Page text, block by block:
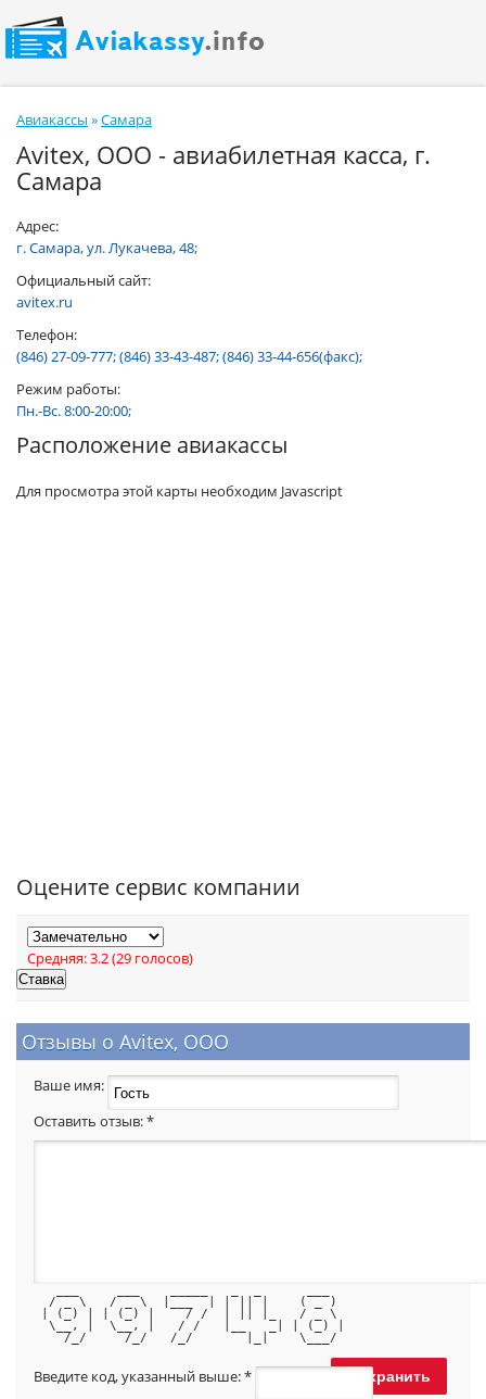
Авиакассы »Самара
Avitex, ОOО - авиабилетная касса, г.
Самара
Адрес:
г. Самара, ул. Лукачева, 48;
Официальный сайт:
avitex.ru
Телефон:
(846) 27-09-777; (846) 33-43-487; (846) 33-44-656(факс);
Режим работы:
Пн.-Вс. 8:00-20:00;
Расположение авиакассы
Для просмотра этой карты необходим Javascript
Оцените сервис компании
Средняя:3.2(29 голосов)
Отзывы о Avitex, ОOО
Ваше имя:
Оставить отзыв:*
  / _ \   / _ \  |___  | | || |    ( _ )
| (_) | | (_) |    / /  | || |_   / _ \
  \__, |  \__, |   / /   |__   _| | (_) |
    /_/     /_/   /_/       |_|    \___/
Введите код, указанный выше:*